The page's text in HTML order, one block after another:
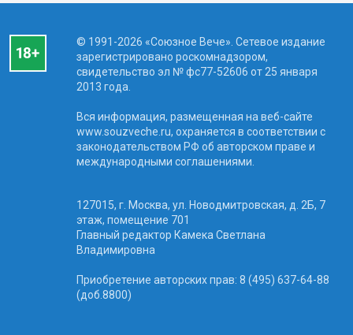
© 1991-2026 «Союзное Вече». Сетевое издание
зарегистрировано роскомнадзором,
свидетельство эл № фc77-52606 от 25 января
2013 года.
Вся информация, размещенная на веб-сайте
www.souzveche.ru, охраняется в соответствии с
законодательством РФ об авторском праве и
международными соглашениями.
127015, г. Москва, ул. Новодмитровская, д. 2Б, 7
этаж, помещение 701
Главный редактор Камека Светлана
Владимировна
Приобретение авторских прав: 8 (495) 637-64-88
(доб.8800)